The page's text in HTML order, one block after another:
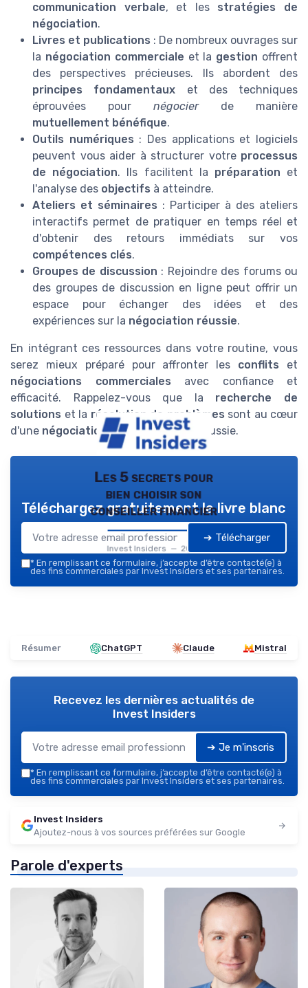
communication verbale, et les stratégies de
négociation.
Livres et publications : De nombreux ouvrages sur
la négociation commerciale et la gestion offrent
des perspectives précieuses. Ils abordent des
principes fondamentaux et des techniques
éprouvées pour négocierde manière
mutuellement bénéfique.
Outils numériques : Des applications et logiciels
peuvent vous aider à structurer votre processus
de négociation. Ils facilitent la préparation et
l'analyse des objectifs à atteindre.
Ateliers et séminaires : Participer à des ateliers
interactifs permet de pratiquer en temps réel et
d'obtenir des retours immédiats sur vos
compétences clés.
Groupes de discussion : Rejoindre des forums ou
des groupes de discussion en ligne peut offrir un
espace pour échanger des idées et des
expériences sur la négociation réussie.
En intégrant ces ressources dans votre routine, vous
serez mieux préparé pour affronter les conflits et
négociations commerciales avec confiance et
efficacité. Rappelez-vous que la recherche de
solutions et la résolution de problèmes sont au cœur
d'une négociation professionnelle réussie.
Les 5 secrets pour
bien choisir son
conseiller financier
Invest Insiders — 2026
Téléchargez gratuitement le livre blanc
➔ Télécharger
* En remplissant ce formulaire, j’accepte d’être contacté(e) à
des fins commerciales par Invest Insiders et ses partenaires.
Résumer ChatGPT Claude Mistral
Recevez les dernières actualités de
Invest Insiders
➔ Je m'inscris
* En remplissant ce formulaire, j’accepte d’être contacté(e) à
des fins commerciales par Invest Insiders et ses partenaires.
Invest Insiders
Ajoutez-nous à vos sources préférées sur Google
Parole d'experts